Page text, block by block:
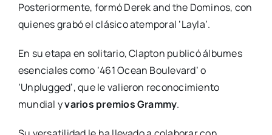
Posteriormente, formó Derek and the Dominos, con
quienes grabó el clásico atemporal ‘Layla’.
En su etapa en solitario, Clapton publicó álbumes
esenciales como ‘461 Ocean Boulevard’ o
‘Unplugged’, que le valieron reconocimiento
mundial yvarios premios Grammy.